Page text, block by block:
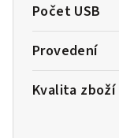
Počet USB
Provedení
Kvalita zboží